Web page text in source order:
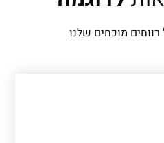
מוכחים שלנו